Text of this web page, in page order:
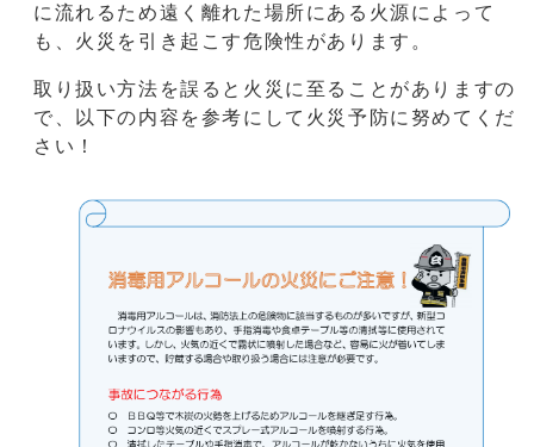
に流れるため遠く離れた場所にある火源によって
も、火災を引き起こす危険性があります。
取り扱い方法を誤ると火災に至ることがありますの
で、以下の内容を参考にして火災予防に努めてくだ
さい！